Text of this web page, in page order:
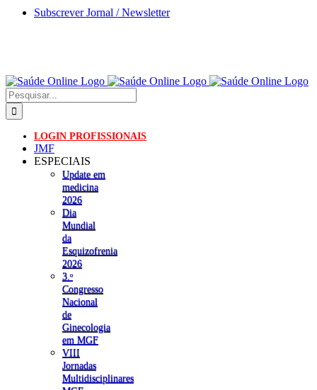
Skip
Subscrever Jornal / Newsletter
Pesquisar
LOGIN PROFISSIONAIS
JMF
ESPECIAIS
Update em
medicina
2026
Dia
Mundial
da
Esquizofrenia
2026
3.ᵒ
Congresso
Nacional
de
Ginecologia
em MGF
VIII
Jornadas
Multidisciplinares